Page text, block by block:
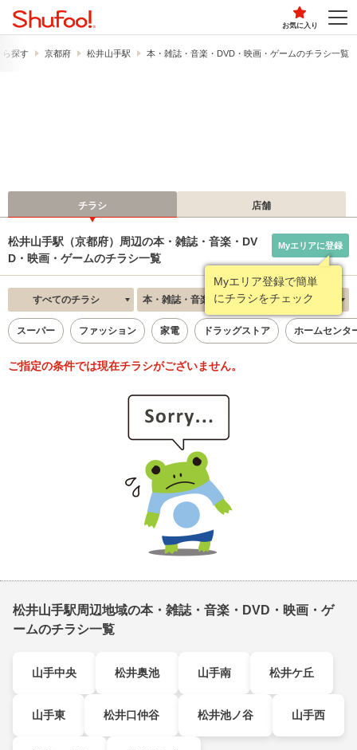
お気に入り
ら探す 京都府 松井山手駅 本・雑誌・音楽・DVD・映画・ゲームのチラシ一覧
チラシ 店舗
松井山手駅（京都府）周辺の本・雑誌・音楽・DV
D・映画・ゲームのチラシ一覧
Myエリア登録で簡単
にチラシをチェック
Myエリアに登録
すべてのチラシ 本・雑誌・音楽・DVD・映画・ゲーム 新着順
スーパー ファッション 家電 ドラッグストア ホームセンタ
ご指定の条件では現在チラシがございません。
松井山手駅周辺地域の本・雑誌・音楽・DVD・映画・ゲ
ームのチラシ一覧
山手中央 松井奥池 山手南 松井ケ丘
山手東 松井口仲谷 松井池ノ谷 山手西